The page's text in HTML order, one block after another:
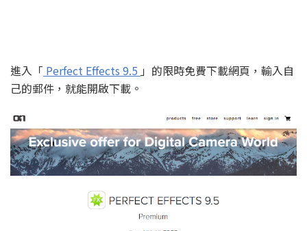
進入「 Perfect Effects 9.5 」的限時免費下載網頁，輸入自
己的郵件，就能開啟下載。